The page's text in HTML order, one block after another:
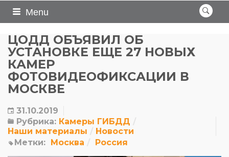
Menu
ЦОДД ОБЪЯВИЛ ОБ
УСТАНОВКЕ ЕЩЕ 27 НОВЫХ
КАМЕР
ФОТОВИДЕОФИКСАЦИИ В
МОСКВЕ
31.10.2019
Рубрика: Камеры ГИБДД
Наши материалы
Новости
Метки: Москва Россия